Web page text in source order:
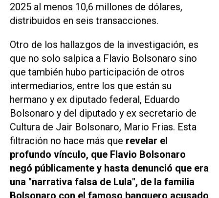
2025 al menos 10,6 millones de dólares,
distribuidos en seis transacciones.
Otro de los hallazgos de la investigación, es
que no solo salpica a Flavio Bolsonaro sino
que también hubo participación de otros
intermediarios, entre los que están su
hermano y ex diputado federal, Eduardo
Bolsonaro y del diputado y ex secretario de
Cultura de Jair Bolsonaro, Mario Frias. Esta
filtración no hace más que revelar el
profundo vínculo, que Flavio Bolsonaro
negó públicamente y hasta denunció que era
una "narrativa falsa de Lula", de la familia
Bolsonaro con el famoso banquero acusado